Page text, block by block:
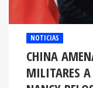
NOTICIAS
CHINA
MILITARES